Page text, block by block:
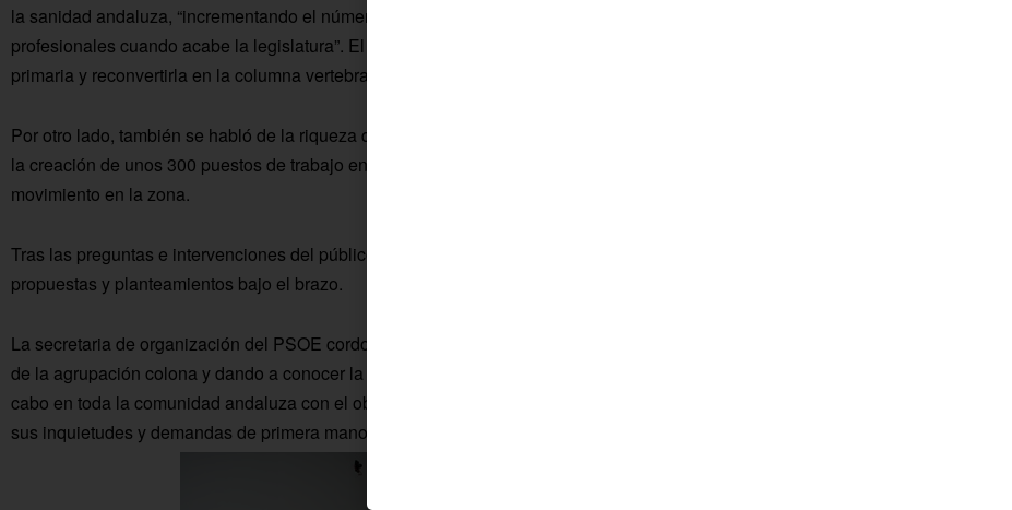
la sanidad andaluza, “incrementando el número de profesionales, llegando a los 1.500 nuevos
profesionales cuando acabe la legislatura”. El proyecto de “este nuevo equipo es renovar la atención
primaria y reconvertirla en la columna vertebral de la atención sanitaria a las personas”.
Por otro lado, también se habló de la riqueza que este hospital va a aportar en la zona, ya que además de
la creación de unos 300 puestos de trabajo entre personal sanitario, de cocina, cafetería, etc, se creará
movimiento en la zona.
Tras las preguntas e intervenciones del público, los representantes políticos se fueron con nuevas
propuestas y planteamientos bajo el brazo.
La secretaria de organización del PSOE cordobés, Rafaela Crespín, cerró el acto agradeciendo la iniciativa
de la agrupación colona y dando a conocer la campaña “Conquistando derechos” que se está llevando a
cabo en toda la comunidad andaluza con el objeto de obtener esa cercanía con la población para conocer
sus inquietudes y demandas de primera mano.